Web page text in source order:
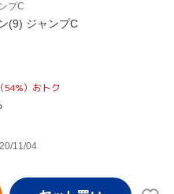
プC
(9) ジャンプC
54%）おトク
11/04